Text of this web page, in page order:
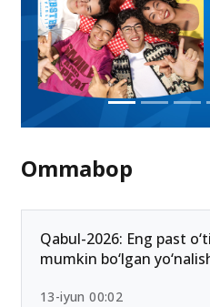
Ommabop
Qabul-2026: Eng past
mumkin bo‘lgan
13-iyun 00:02